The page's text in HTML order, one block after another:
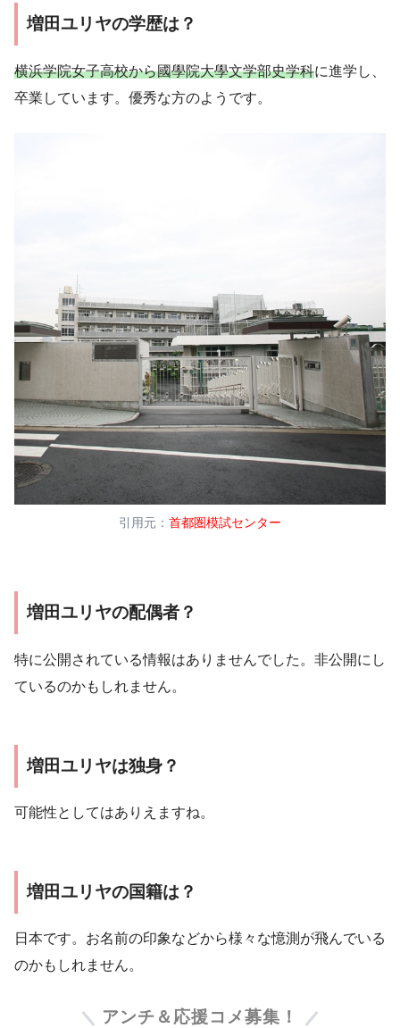
増田ユリヤの学歴は？
横浜学院女子高校から國學院大學文学部史学科に進学し、
卒業しています。優秀な方のようです。
引用元： 首都圏模試センター
増田ユリヤの配偶者？
特に公開されている情報はありませんでした。非公開にし
ているのかもしれません。
増田ユリヤは独身？
可能性としてはありえますね。
増田ユリヤの国籍は？
日本です。お名前の印象などから様々な憶測が飛んでいる
のかもしれません。
アンチ＆応援コメ募集！